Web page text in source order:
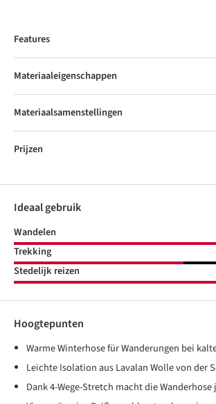
Features
Materiaaleigenschappen
Materiaalsamenstellingen
Prijzen
Ideaal gebruik
Wandelen
Trekking
Stedelijk reizen
Hoogtepunten
Warme Winterhose für Wanderungen bei
Leichte Isolation aus Lavalan Wolle von der
Dank 4-Wege-Stretch macht die